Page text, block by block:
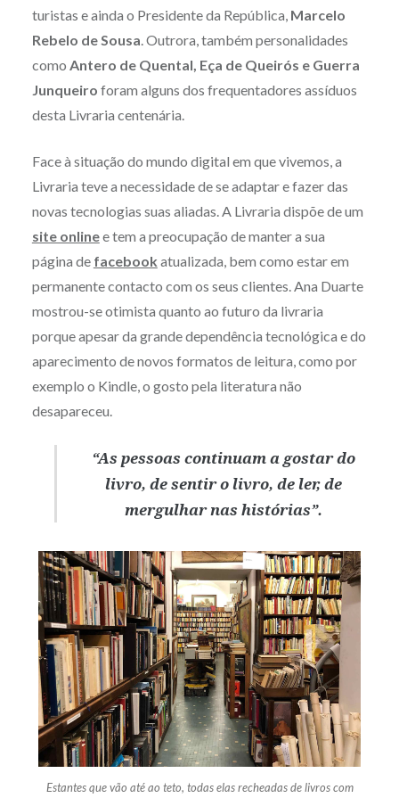
turistas e ainda o Presidente da República, Marcelo
Rebelo de Sousa. Outrora, também personalidades
como Antero de Quental, Eça de Queirós e Guerra
Junqueiro foram alguns dos frequentadores assíduos
desta Livraria centenária.
Face à situação do mundo digital em que vivemos, a
Livraria teve a necessidade de se adaptar e fazer das
novas tecnologias suas aliadas. A Livraria dispõe de um
site onlinee tem a preocupação de manter a sua
página de facebook atualizada, bem como estar em
permanente contacto com os seus clientes. Ana Duarte
mostrou-se otimista quanto ao futuro da livraria
porque apesar da grande dependência tecnológica e do
aparecimento de novos formatos de leitura, como por
exemplo o Kindle, o gosto pela literatura não
desapareceu.
“As pessoas continuam a gostar do
livro, de sentir o livro, de ler, de
mergulhar nas histórias”.
Estantes que vão até ao teto, todas elas recheadas de livros com